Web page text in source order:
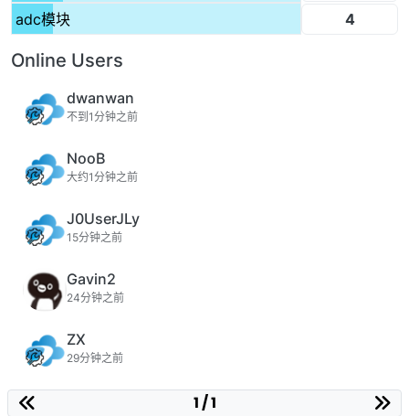
adc模块
4
Online Users
dwanwan
不到1分钟之前
NooB
大约1分钟之前
J0UserJLy
15分钟之前
Gavin2
24分钟之前
ZX
29分钟之前
1 / 1